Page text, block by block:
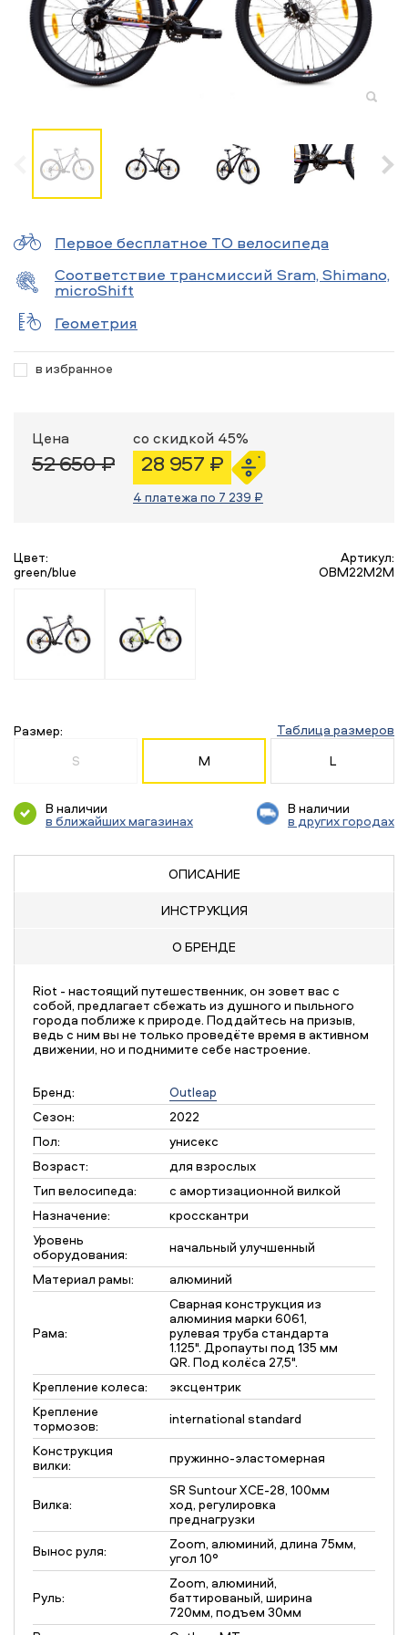
Первое бесплатное ТО велосипеда
Соответствие трансмиссий Sram, Shimano,
microShift
Геометрия
в избранное
Цена
52 650 ₽
со скидкой 45%
28 957 ₽
4 платежа по 7 239 ₽
Цвет:
green/blue
Артикул:
OBM22M2M
Размер:
Таблица размеров
S
M L
В наличии
в ближайших магазинах
В наличии
в других городах
ОПИСАНИЕ
ИНСТРУКЦИЯ
О БРЕНДЕ
Riot - настоящий путешественник, он зовет вас с
собой, предлагает сбежать из душного и пыльного
города поближе к природе. Поддайтесь на призыв,
ведь с ним вы не только проведёте время в активном
движении, но и поднимите себе настроение.
Бренд:
Outleap
Сезон:
2022
Пол:
унисекс
Возраст:
для взрослых
Тип велосипеда:
с амортизационной вилкой
Назначение:
кросскантри
Уровень
оборудования:
начальный улучшенный
Материал рамы:
алюминий
Рама:
Сварная конструкция из
алюминия марки 6061,
рулевая труба стандарта
1.125". Дропауты под 135 мм
QR. Под колёса 27,5".
Крепление колеса:
эксцентрик
Крепление
тормозов:
international standard
Конструкция
вилки:
пружинно-эластомерная
Вилка:
SR Suntour XCE-28, 100мм
ход, регулировка
преднагрузки
Вынос руля:
Zoom, алюминий, длина 75мм,
угол 10°
Руль:
Zoom, алюминий,
баттированый, ширина
720мм, подъем 30мм